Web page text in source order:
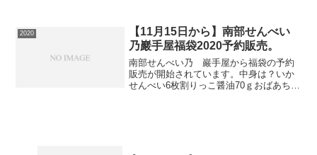
4,980円⇒福...
2020
【11月15日から】南部せんべい
乃巖手屋福袋2020予約販売。
南部せんべい乃 巖手屋から福袋の予約
販売が開始されています。中身は？いか
せんべい6枚割りっこ醤油70ｇおばあちゃ